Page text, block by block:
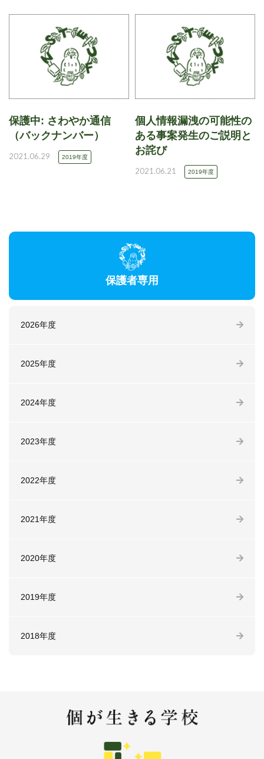
保護中: さわやか通信
（バックナンバー）
2021.06.29 2019年度
個人情報漏洩の可能性の
ある事案発生のご説明と
お詫び
2021.06.21 2019年度
保護者専用
2026年度
2025年度
2024年度
2023年度
2022年度
2021年度
2020年度
2019年度
2018年度